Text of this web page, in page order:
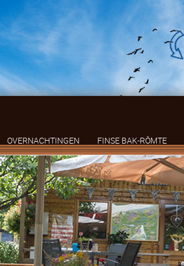
OVERNACHTINGEN FINSE BAK-RÔMTE